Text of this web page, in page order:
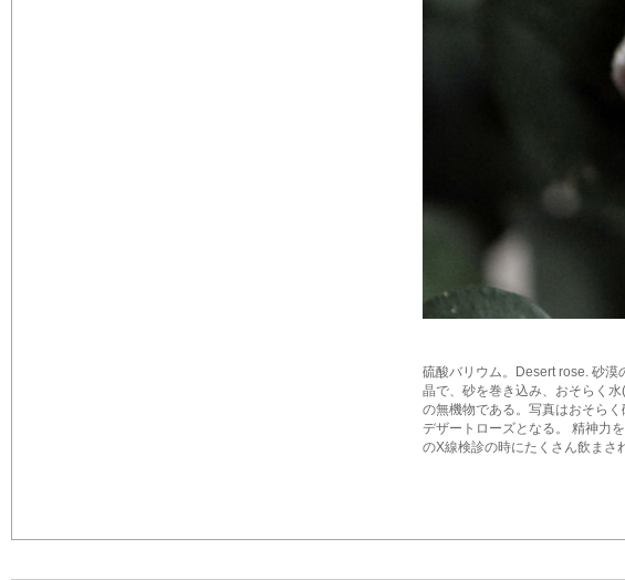
硫酸バリウム。Desert rose. 砂漠
晶で、砂を巻き込み、おそらく
の無機物である。写真はおそら
デザートローズとなる。 精神力
のX線検診の時にたくさん飲まさ